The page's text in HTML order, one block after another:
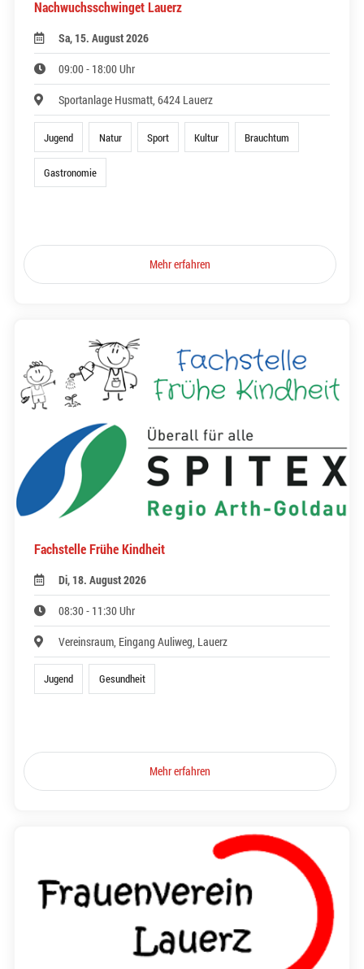
Nachwuchsschwinget Lauerz
Sa, 15. August 2026
09:00 - 18:00 Uhr
Sportanlage Husmatt, 6424 Lauerz
Jugend Natur Sport Kultur Brauchtum
Gastronomie
Mehr erfahren
Fachstelle Frühe Kindheit
Di, 18. August 2026
08:30 - 11:30 Uhr
Vereinsraum, Eingang Auliweg, Lauerz
Jugend Gesundheit
Mehr erfahren